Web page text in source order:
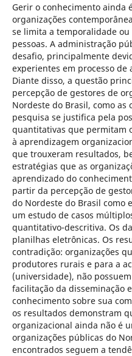
Gerir o conhecimento ainda
organizações
se limita a temporalidade
pessoas. A administração
desafio, principalmente
experientes em processo de
Diante disso, a questão
percepção de gestores de
Nordeste do Brasil, como as
pesquisa se justifica pela
quantitativas que permitam
à aprendizagem
que trouxeram resultados,
estratégias que as
aprendizado do
partir da percepção de
do Nordeste do Brasil como
um estudo de casos
quantitativo-descritiva. Os
planilhas eletrônicas. Os
contradição: organizações
produtores rurais e para a
(universidade), não
facilitação da disseminação
conhecimento sobre sua
os resultados demonstram
organizacional ainda não é
organizações públicas do
encontrados seguem a